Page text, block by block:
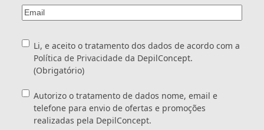
Email(Obrigatório)
Consentimento(Obrigatório)
Li, e aceito o tratamento dos dados de acordo com a
Política de Privacidade da DepilConcept.
(Obrigatório)
Consentimento
Autorizo o tratamento de dados nome, email e
telefone para envio de ofertas e promoções
realizadas pela DepilConcept.